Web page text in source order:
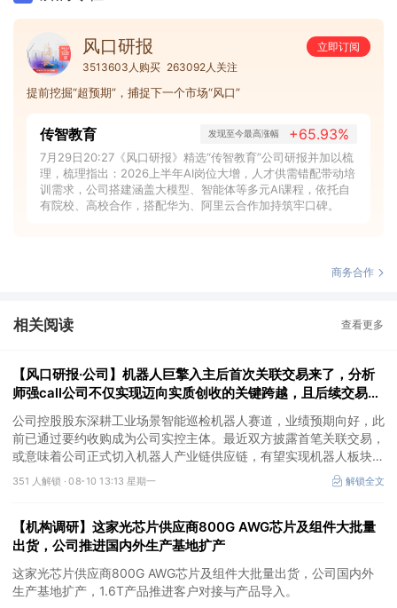
风口研报
立即订阅
3513603人购买 263092人关注
提前挖掘“超预期”，捕捉下一个市场“风口”
传智教育 发现至今最高涨幅 +65.93%
7月29日20:27《风口研报》精选“传智教育”公司研报并加以梳
理，梳理指出：2026上半年AI岗位大增，人才供需错配带动培
训需求，公司搭建涵盖大模型、智能体等多元AI课程，依托自
有院校、高校合作，搭配华为、阿里云合作加持筑牢口碑。
商务合作
相关阅读 查看更多
【风口研报·公司】机器人巨擎入主后首次关联交易来了，分析
师强call公司不仅实现迈向实质创收的关键跨越，且后续交易规
模有望持续扩大，长期增长想象空间已打开
公司控股股东深耕工业场景智能巡检机器人赛道，业绩预期向好，此
前已通过要约收购成为公司实控主体。最近双方披露首笔关联交易，
或意味着公司正式切入机器人产业链供应链，有望实现机器人板块从
业务布局迈向实质创收的关键跨越，长期打开机器人业务营收增长想
象空间。
351 人解锁 ·08-10 13:13 星期一 解锁全文
【机构调研】这家光芯片供应商800G AWG芯片及组件大批量
出货，公司推进国内外生产基地扩产
这家光芯片供应商800G AWG芯片及组件大批量出货，公司国内外
生产基地扩产，1.6T产品推进客户对接与产品导入。